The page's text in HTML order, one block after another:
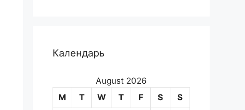
Календарь
August 2026
M
T W T F S S